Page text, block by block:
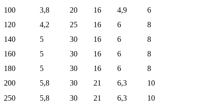
100
3,8 20 16 4,9
6
120
4,2 25 16 6
8
140
5 30 16 6
8
160
5 30 16 6
8
180
5 30 16 6
8
200
5,8 30 21 6,3
10
250
5,8 30 21 6,3
10